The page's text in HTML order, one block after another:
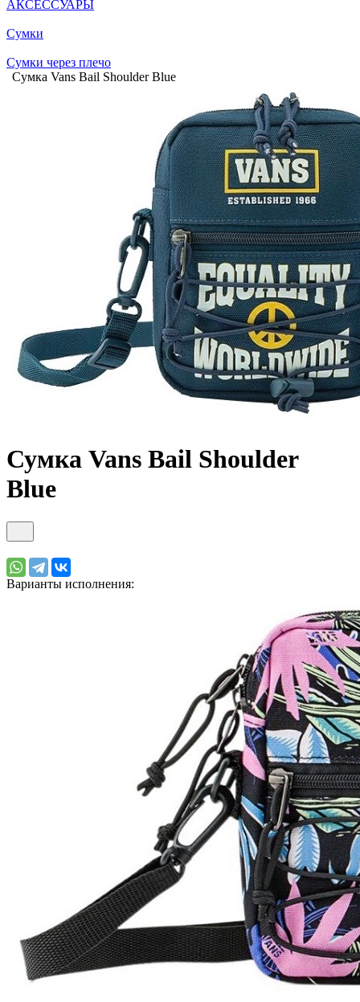
АКСЕССУАРЫ
Сумки
Сумки через плечо
Сумка Vans Bail Shoulder Blue
Сумка Vans Bail Shoulder
Blue
Варианты исполнения: